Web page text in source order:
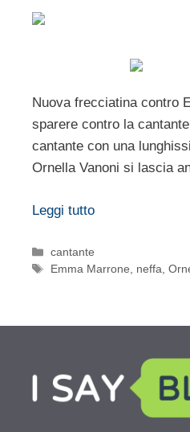
Nuova frecciatina contro
sparere contro la
cantante con una
Ornella Vanoni si lascia
Leggi tutto
Categorie
cantante
Tag
Emma Marrone, neffa,